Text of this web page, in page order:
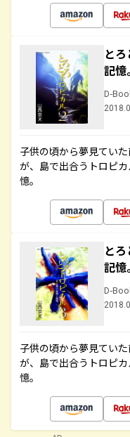
と
記
D-
子供の頃から夢見てい
が、島で出合うトロピ
憶。
と
記
D-
子供の頃から夢見てい
が、島で出合うトロピ
憶。